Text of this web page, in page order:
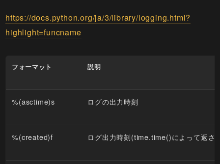
https://docs.python.org/ja/3/library/logging.html?
highlight=funcname
フォーマット 説明
%(asctime)s ログの出力時刻
%(created)f ログ出力時刻(time.time()によって返さ